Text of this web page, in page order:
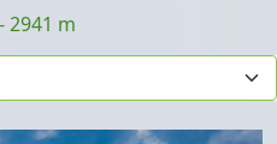
2941 m